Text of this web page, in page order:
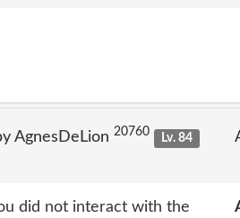
AgnesDeLion 20760
Lv. 84
did not interact with the